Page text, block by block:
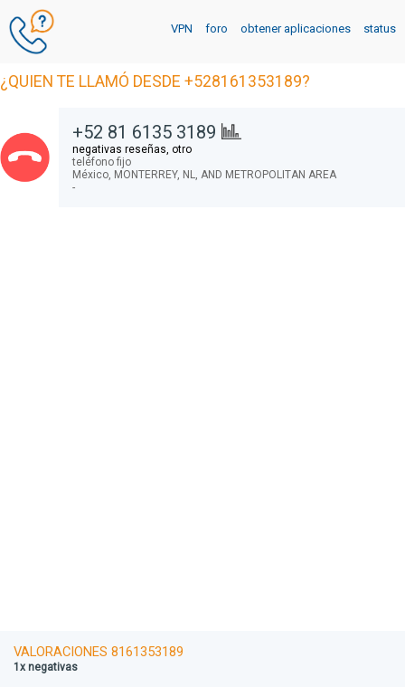
VPN foro obtener aplicaciones status
¿QUIEN TE LLAMÓ DESDE +528161353189?
+52 81 6135 3189
negativas reseñas, otro
teléfono fijo
México, MONTERREY, NL, AND METROPOLITAN AREA
-
VALORACIONES 8161353189
1x negativas